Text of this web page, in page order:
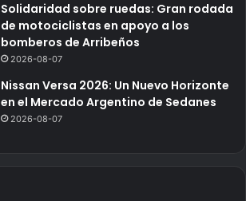
Solidaridad sobre ruedas: Gran rodada
de motociclistas en apoyo a los
bomberos de Arribeños
2026-08-07
Nissan Versa 2026: Un Nuevo Horizonte
en el Mercado Argentino de Sedanes
2026-08-07